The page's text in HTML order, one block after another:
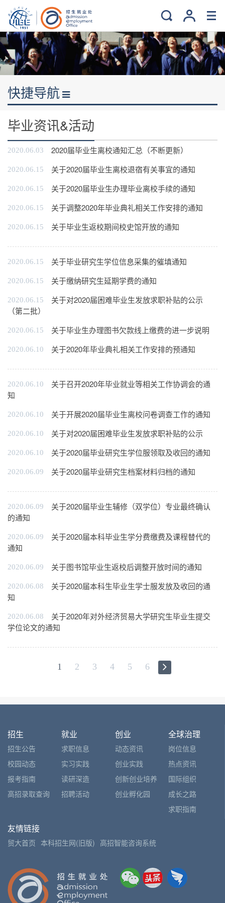
快捷导航
毕业资讯&活动
2020.06.03 2020届毕业生离校通知汇总（不断更新）
2020.06.15 关于2020届毕业生离校退宿有关事宜的通知
2020.06.15 关于2020届毕业生办理毕业离校手续的通知
2020.06.15 关于调整2020年毕业典礼相关工作安排的通知
2020.06.15 关于毕业生返校期间校史馆开放的通知
2020.06.15 关于毕业研究生学位信息采集的催填通知
2020.06.15 关于缴纳研究生延期学费的通知
2020.06.15
关于对2020届困难毕业生发放求职补贴的公示
（第二批）
2020.06.15 关于毕业生办理图书欠款线上缴费的进一步说明
2020.06.10 关于2020年毕业典礼相关工作安排的预通知
2020.06.10
关于召开2020年毕业就业等相关工作协调会的通
知
2020.06.10 关于开展2020届毕业生离校问卷调查工作的通知
2020.06.10 关于对2020届困难毕业生发放求职补贴的公示
2020.06.10 关于2020届毕业研究生学位服领取及收回的通知
2020.06.09 关于2020届毕业研究生档案材料归档的通知
2020.06.09
关于2020届毕业生辅修（双学位）专业最终确认
的通知
2020.06.09
关于2020届本科毕业生学分费缴费及课程替代的
通知
2020.06.09 关于图书馆毕业生返校后调整开放时间的通知
2020.06.08
关于2020届本科生毕业生学士服发放及收回的通
知
2020.06.08
关于2020年对外经济贸易大学研究生毕业生提交
学位论文的通知
1 2 3 4 5 6
招生
招生公告
校园动态
报考指南
高招录取查询
就业
求职信息
实习实践
读研深造
招聘活动
创业
动态资讯
创业实践
创新创业培养
创业孵化园
全球治理
岗位信息
热点资讯
国际组织
成长之路
求职指南
友情链接
贸大首页 本科招生网(旧版) 高招智能咨询系统